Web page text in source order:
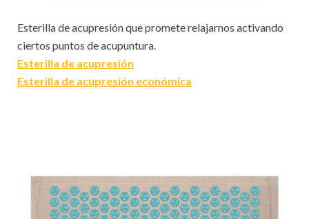
Esterilla de acupresión que promete relajarnos activando
ciertos puntos de acupuntura.
Esterilla de acupresión
Esterilla de acupresión económica